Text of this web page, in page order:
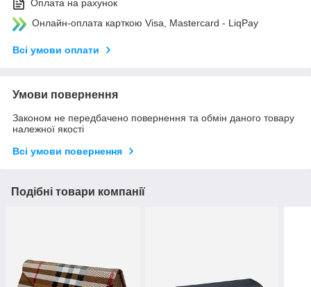
Оплата на рахунок
Онлайн-оплата карткою Visa, Mastercard - LiqPay
Всі умови оплати
Умови повернення
Законом не передбачено повернення та обмін даного товару
належної якості
Всі умови повернення
Подібні товари компанії